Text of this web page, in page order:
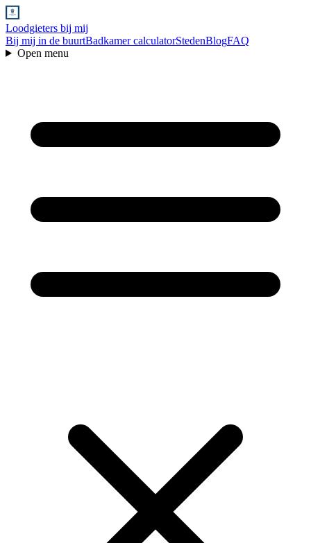
Loodgieters bij mij
Bij mij in de buurtBadkamer calculatorStedenBlogFAQ
Open menu